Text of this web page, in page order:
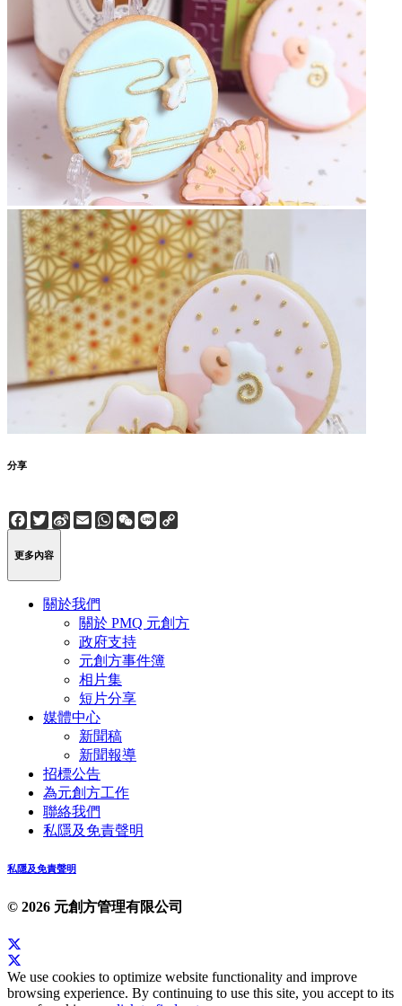
分享
Facebook
Twitter
Sina
Weibo
EmailWhatsApp
WeChat
Line
更多內容
關於我們
關於 PMQ 元創方
政府支持
元創方事件簿
相片集
短片分享
媒體中心
新聞稿
新聞報導
招標公告
為元創方工作
聯絡我們
私隱及免責聲明
私隱及免責聲明
© 2026 元創方管理有限公司
We use cookies to optimize website functionality and improve
browsing experience. By continuing to use this site, you accept to its